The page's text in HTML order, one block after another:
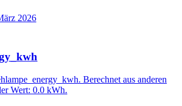
2026
Berechnet aus anderen
Wert: 0.0 kWh.